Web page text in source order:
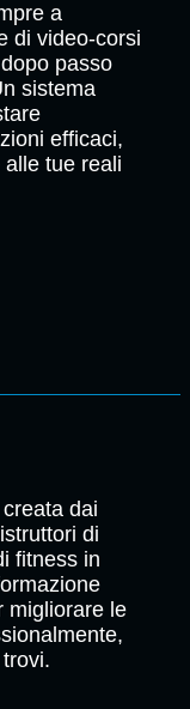
a
di video-corsi
passo
sistema
efficaci,
tue reali
dai
di
fitness in
migliorare le